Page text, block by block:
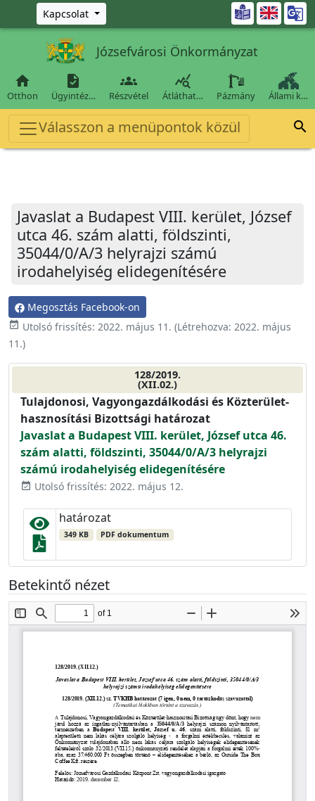
Ugrás a fő tartalomra
Kapcsolat 
Józsefvárosi Önkormányzat

Otthon

Ügyintéz…

Részvétel

Átláthat… Pázmány Állami k…
Válasszon a menüpontok közül 
Javaslat a Budapest VIII. kerület, József
utca 46. szám alatti, földszinti,
35044/0/A/3 helyrajzi számú
irodahelyiség elidegenítésére
Megosztás Facebook-on
event_available Utolsó frissítés: 2022. május 11. (Létrehozva: 2022. május
11.)
128/2019.
(XII.02.)
Tulajdonosi, Vagyongazdálkodási és Közterület-
hasznosítási Bizottsági határozat
Javaslat a Budapest VIII. kerület, József utca 46.
szám alatti, földszinti, 35044/0/A/3 helyrajzi
számú irodahelyiség elidegenítésére
event_available Utolsó frissítés: 2022. május 12.
határozat
349 KB PDF dokumentum
Betekintő nézet